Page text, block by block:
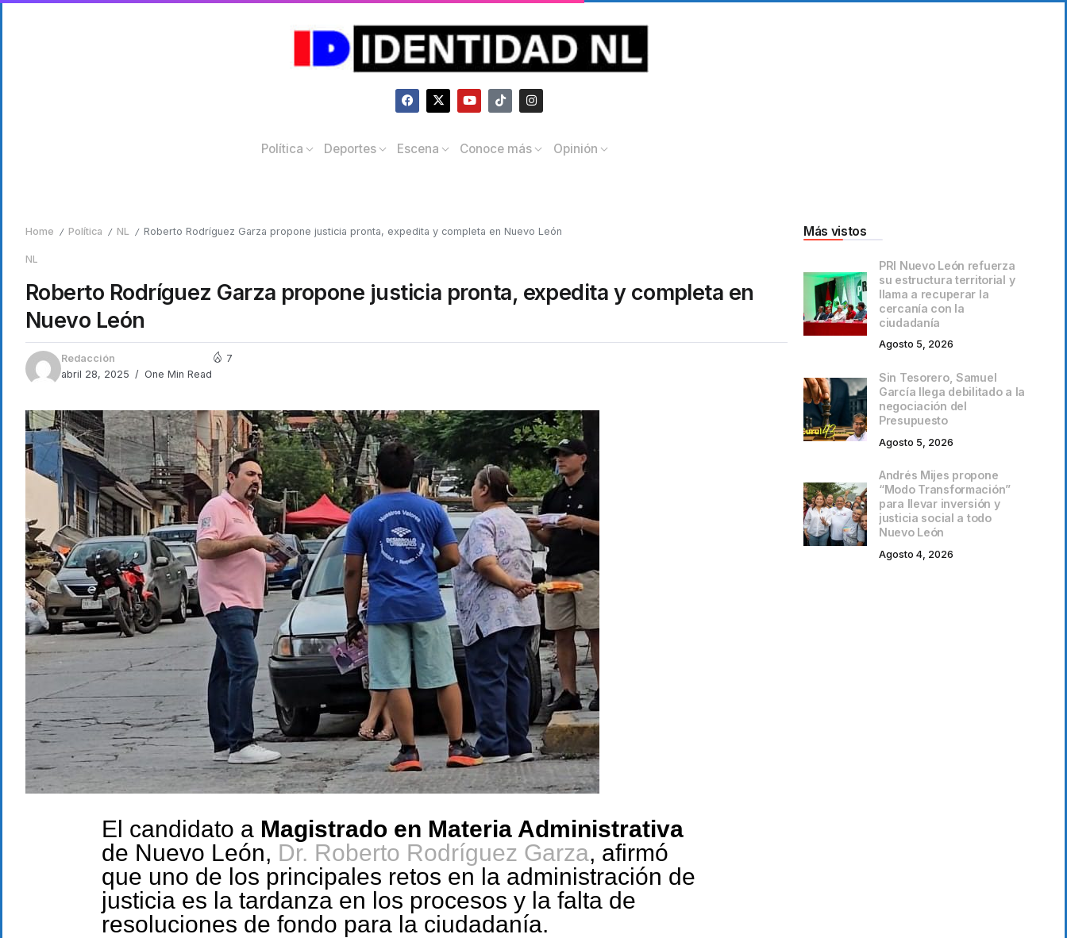
Política Deportes Escena Conoce más Opinión
Home / Política / NL / Roberto Rodríguez Garza propone justicia pronta, expedita y completa en Nuevo León
NL
Roberto Rodríguez Garza propone justicia pronta, expedita y completa en
Nuevo León
Redacción
abril 28, 2025
One Min Read
7
El candidato a Magistrado en Materia Administrativa
de Nuevo León, Dr. Roberto Rodríguez Garza, afirmó
que uno de los principales retos en la administración de
justicia es la tardanza en los procesos y la falta de
resoluciones de fondo para la ciudadanía.
Más vistos
PRI Nuevo León refuerza
su estructura territorial y
llama a recuperar la
cercanía con la
ciudadanía
Agosto 5, 2026
Sin Tesorero, Samuel
García llega debilitado a la
negociación del
Presupuesto
Agosto 5, 2026
Andrés Mijes propone
“Modo Transformación”
para llevar inversión y
justicia social a todo
Nuevo León
Agosto 4, 2026